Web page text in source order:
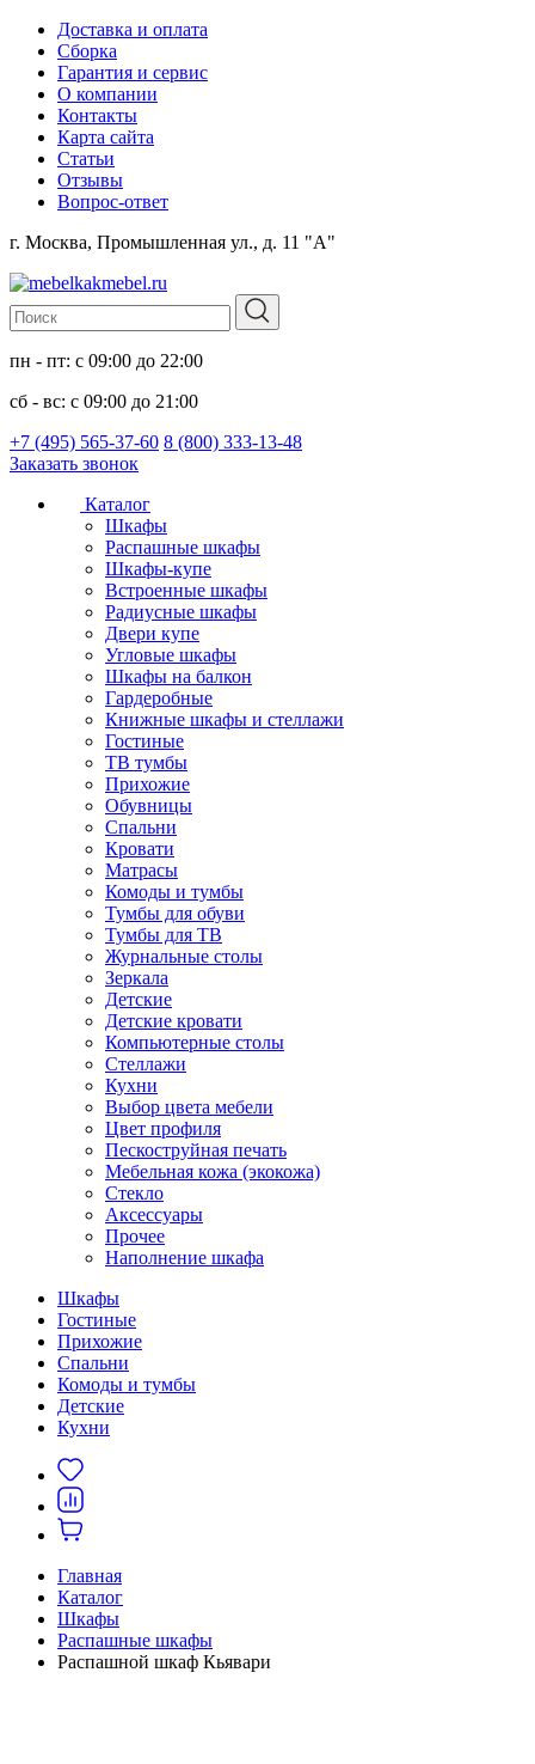
Доставка и оплата
Сборка
Гарантия и сервис
О компании
Контакты
Карта сайта
Статьи
Отзывы
Вопрос-ответ
г. Москва, Промышленная ул., д. 11 "А"
пн - пт: с 09:00 до 22:00
сб - вс: с 09:00 до 21:00
+7 (495) 565-37-60 8 (800) 333-13-48
Заказать звонок
Каталог
Шкафы
Распашные шкафы
Шкафы-купе
Встроенные шкафы
Радиусные шкафы
Двери купе
Угловые шкафы
Шкафы на балкон
Гардеробные
Книжные шкафы и стеллажи
Гостиные
ТВ тумбы
Прихожие
Обувницы
Спальни
Кровати
Матрасы
Комоды и тумбы
Тумбы для обуви
Тумбы для ТВ
Журнальные столы
Зеркала
Детские
Детские кровати
Компьютерные столы
Стеллажи
Кухни
Выбор цвета мебели
Цвет профиля
Пескоструйная печать
Мебельная кожа (экокожа)
Стекло
Аксессуары
Прочее
Наполнение шкафа
Шкафы
Гостиные
Прихожие
Спальни
Комоды и тумбы
Детские
Кухни
Главная
Каталог
Шкафы
Распашные шкафы
Распашной шкаф Кьявари